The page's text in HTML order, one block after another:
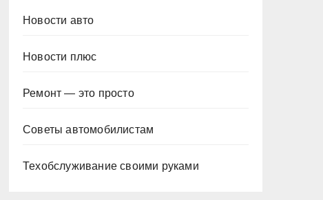
Новости авто
Новости плюс
Ремонт — это просто
Советы автомобилистам
Техобслуживание своими руками